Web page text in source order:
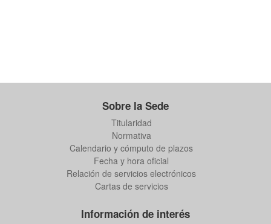
Sobre la Sede
Titularidad
Normativa
Calendario y cómputo de plazos
Fecha y hora oficial
Relación de servicios electrónicos
Cartas de servicios
Información de interés